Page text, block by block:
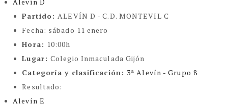
Partido:ALEVÍN D - C.D. MONTEVIL C
Fecha: sábado 11 enero
Hora: 10:00h
Lugar:Colegio Inmaculada Gijón
Categoría y clasificación: 3ª Alevín - Grupo 8
Resultado:
Alevín E